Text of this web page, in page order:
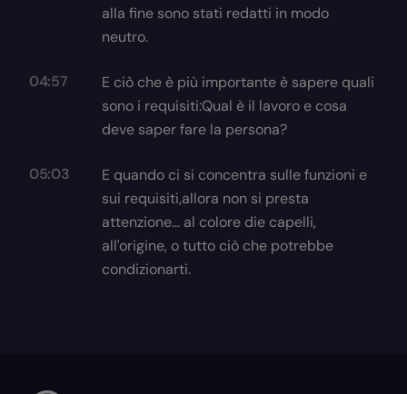
alla fine sono stati redatti in modo
neutro.
04:57
E ciò che è più importante è sapere quali
sono i requisiti:Qual è il lavoro e cosa
deve saper fare la persona?
05:03
E quando ci si concentra sulle funzioni e
sui requisiti,allora non si presta
attenzione… al colore die capelli,
all'origine, o tutto ciò che potrebbe
condizionarti.